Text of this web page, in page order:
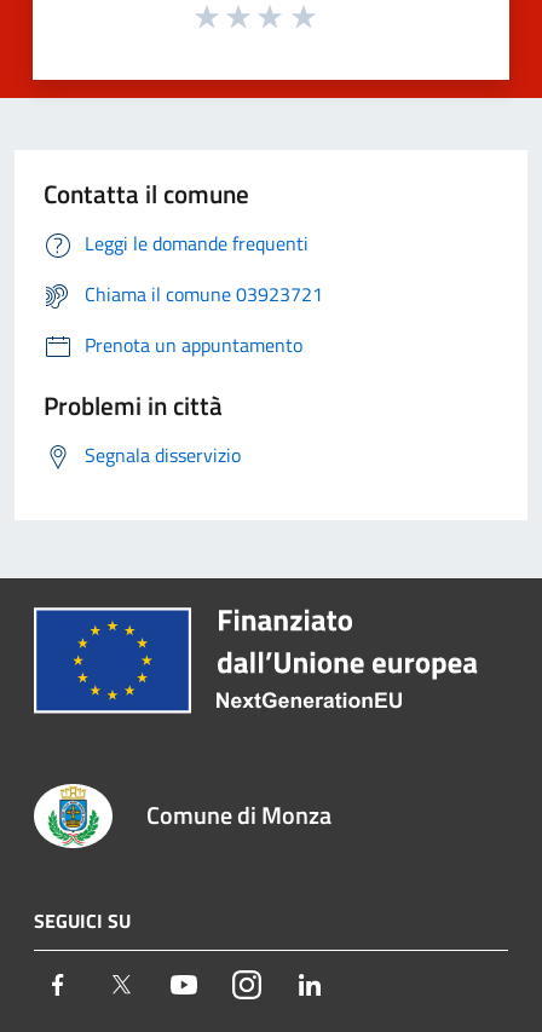
Contatta il comune
Leggi le domande frequenti
Chiama il comune 03923721
Prenota un appuntamento
Problemi in città
Segnala disservizio
Comune di Monza
SEGUICI SU
Facebook Twitter YoutubeInstagram